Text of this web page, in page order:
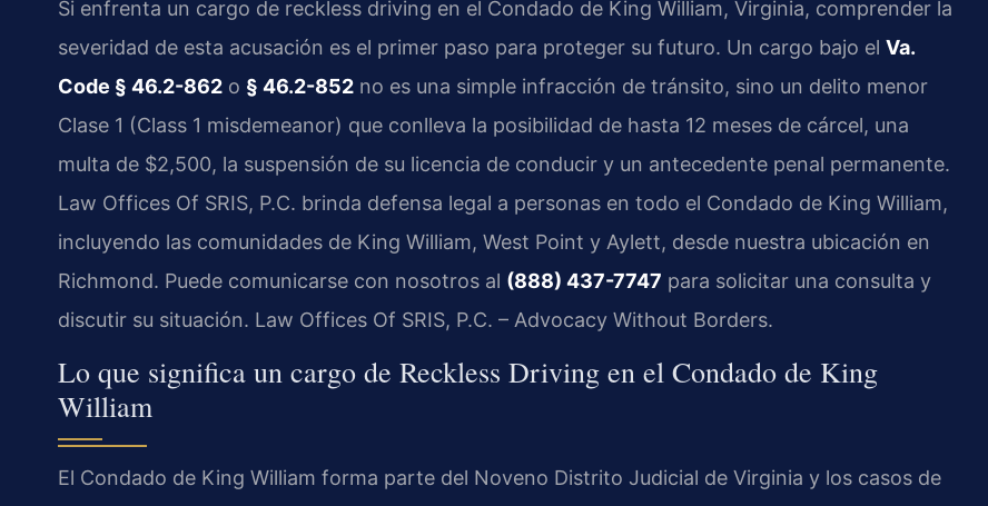
Si enfrenta un cargo de reckless driving en el Condado de King William, Virginia, comprender la
severidad de esta acusación es el primer paso para proteger su futuro. Un cargo bajo el Va.
Code § 46.2-862 o § 46.2-852 no es una simple infracción de tránsito, sino un delito menor
Clase 1 (Class 1 misdemeanor) que conlleva la posibilidad de hasta 12 meses de cárcel, una
multa de $2,500, la suspensión de su licencia de conducir y un antecedente penal permanente.
Law Offices Of SRIS, P.C. brinda defensa legal a personas en todo el Condado de King William,
incluyendo las comunidades de King William, West Point y Aylett, desde nuestra ubicación en
Richmond. Puede comunicarse con nosotros al (888) 437-7747 para solicitar una consulta y
discutir su situación. Law Offices Of SRIS, P.C. – Advocacy Without Borders.
Lo que significa un cargo de Reckless Driving en el Condado de King
William
El Condado de King William forma parte del Noveno Distrito Judicial de Virginia y los casos de